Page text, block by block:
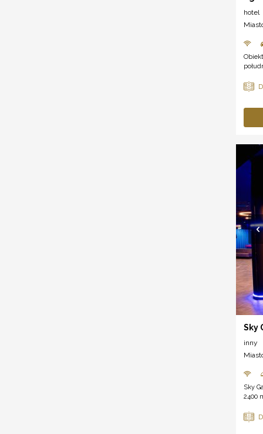
hotel
Sky
inny
Sky
2400